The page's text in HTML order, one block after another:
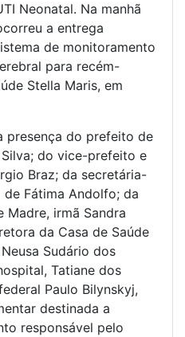
Neonatal. Na manhã
a entrega
de monitoramento
para recém-
Stella Maris, em
presença do prefeito de
do vice-prefeito e
Braz; da secretária-
Fátima Andolfo; da
Madre, irmã Sandra
da Casa de Saúde
Sudário dos
Tatiane dos
Paulo Bilynskyj,
destinada a
responsável pelo